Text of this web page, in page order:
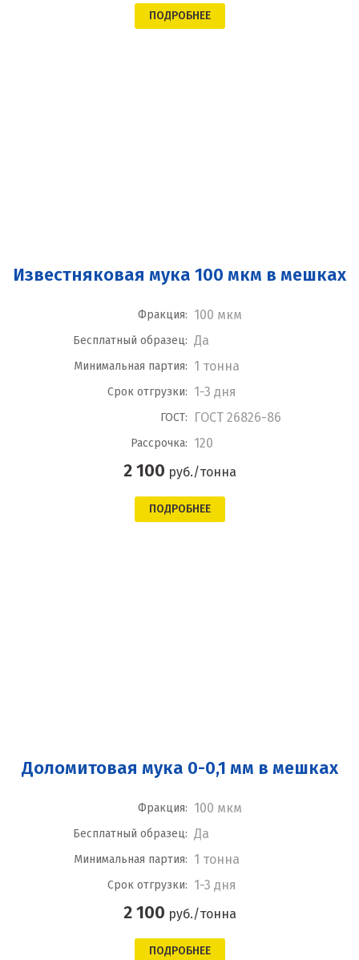
ПОДРОБНЕЕ
Известняковая мука 100 мкм в мешках
Фракция: 100 мкм
Бесплатный образец: Да
Минимальная партия: 1 тонна
Срок отгрузки: 1-3 дня
ГОСТ: ГОСТ 26826-86
Рассрочка: 120
2 100 руб./тонна
ПОДРОБНЕЕ
Доломитовая мука 0-0,1 мм в мешках
Фракция: 100 мкм
Бесплатный образец: Да
Минимальная партия: 1 тонна
Срок отгрузки: 1-3 дня
2 100 руб./тонна
ПОДРОБНЕЕ